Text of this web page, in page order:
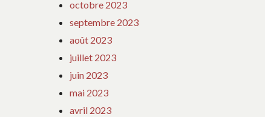
octobre 2023
septembre 2023
août 2023
juillet 2023
juin 2023
mai 2023
avril 2023